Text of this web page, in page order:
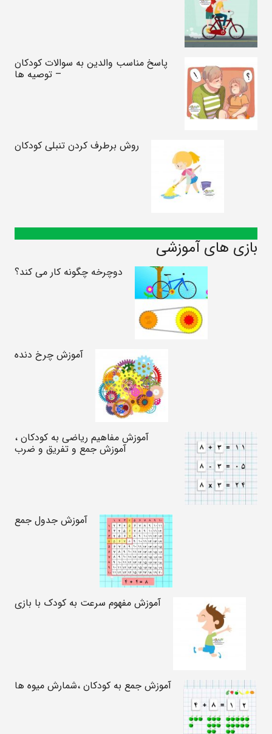
پاسخ مناسب والدین به سوالات کودکان
– توصیه ها
روش برطرف کردن تنبلی کودکان
بازی های آموزشی
دوچرخه چگونه کار می کند؟
آموزش چرخ دنده
آموزش مفاهیم ریاضی به کودکان ،
آموزش جمع و تفریق و ضرب
آموزش جدول جمع
آموزش مفهوم سرعت به کودک با بازی
آموزش جمع به کودکان ،شمارش میوه ها